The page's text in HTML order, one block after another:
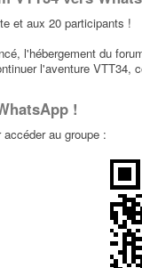
et aux 20 participants !
l'hébergement du
l'aventure VTT34,
!
au groupe :
(30)
je serai là